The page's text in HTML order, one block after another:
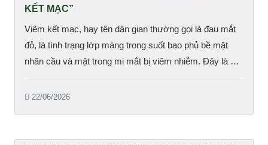
KẾT MẠC”
Viêm kết mạc, hay tên dân gian thường gọi là đau mắt
đỏ, là tình trạng lớp màng trong suốt bao phủ bề mặt
nhãn cầu và mặt trong mi mắt bị viêm nhiễm. Đây là 1
mùa hè, dễ lây lan, tạo thành các đợt dịch kéo dài.
22/06/2026